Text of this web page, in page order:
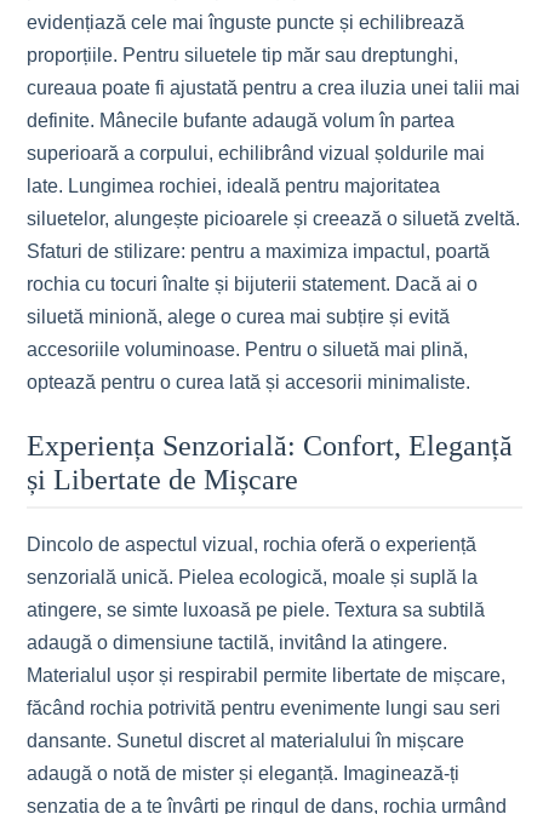
evidențiază cele mai înguste puncte și echilibrează
proporțiile. Pentru siluetele tip măr sau dreptunghi,
cureaua poate fi ajustată pentru a crea iluzia unei talii mai
definite. Mânecile bufante adaugă volum în partea
superioară a corpului, echilibrând vizual șoldurile mai
late. Lungimea rochiei, ideală pentru majoritatea
siluetelor, alungește picioarele și creează o siluetă zveltă.
Sfaturi de stilizare: pentru a maximiza impactul, poartă
rochia cu tocuri înalte și bijuterii statement. Dacă ai o
siluetă minionă, alege o curea mai subțire și evită
accesoriile voluminoase. Pentru o siluetă mai plină,
optează pentru o curea lată și accesorii minimaliste.
Experiența Senzorială: Confort, Eleganță
și Libertate de Mișcare
Dincolo de aspectul vizual, rochia oferă o experiență
senzorială unică. Pielea ecologică, moale și suplă la
atingere, se simte luxoasă pe piele. Textura sa subtilă
adaugă o dimensiune tactilă, invitând la atingere.
Materialul ușor și respirabil permite libertate de mișcare,
făcând rochia potrivită pentru evenimente lungi sau seri
dansante. Sunetul discret al materialului în mișcare
adaugă o notă de mister și eleganță. Imaginează-ți
senzația de a te învârti pe ringul de dans, rochia urmând